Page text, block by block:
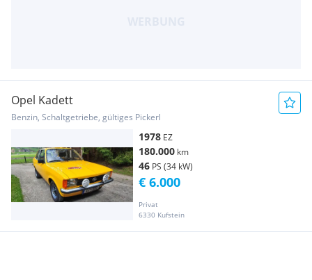
Opel Kadett
Benzin, Schaltgetriebe, gültiges Pickerl
1978 EZ
180.000 km
46 PS (34 kW)
Privat
6330 Kufstein
€ 6.000